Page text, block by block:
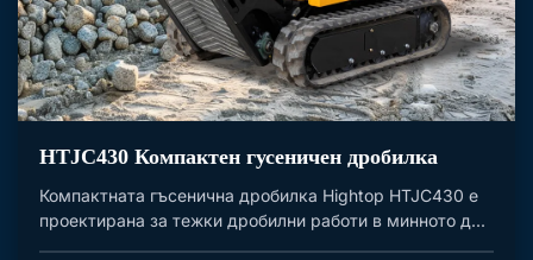
HTJC430 Компактен гусеничен дробилка
Компактната гъсенична дробилка Hightop HTJC430 е
проектирана за тежки дробилни работи в минното д...